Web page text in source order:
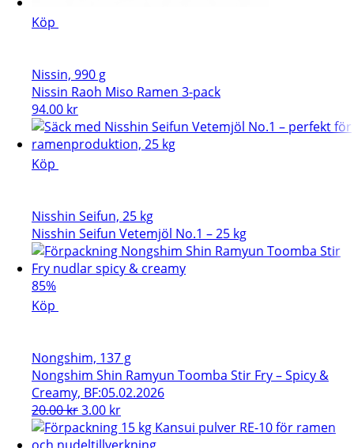
Köp
Nissin, 990 g
Nissin Raoh Miso Ramen 3-pack
94.00 kr
Köp
Nisshin Seifun, 25 kg
Nisshin Seifun Vetemjöl No.1 – 25 kg
85%
Köp
Nongshim, 137 g
Nongshim Shin Ramyun Toomba Stir Fry – Spicy &
Creamy, BF:05.02.2026
20.00krDet
ursprungliga
priset
3.00 krDet
nuvarande
priset